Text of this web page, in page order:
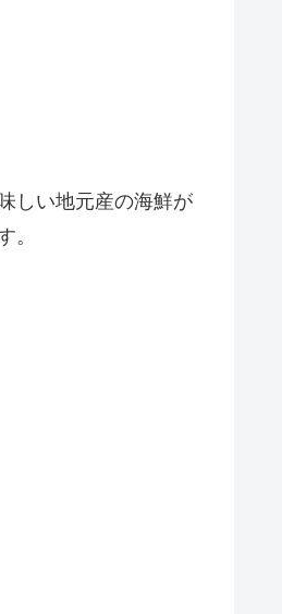
しい地元産の海鮮が
。